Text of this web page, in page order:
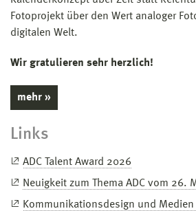
Fotoprojekt über den Wert analoger
digitalen Welt.
Wir gratulieren sehr herzlich!
mehr »
Links
ADC Talent Award 2026
Neuigkeit zum Thema ADC vom 26.
Kommunikationsdesign und